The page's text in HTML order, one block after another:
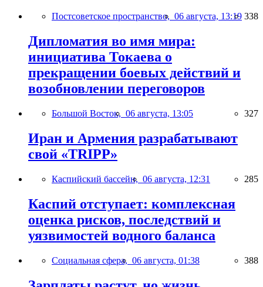
Постсоветское пространство, 06 августа, 13:19 338
Дипломатия во имя мира:
инициатива Токаева о
прекращении боевых действий и
возобновлении переговоров
Большой Восток, 06 августа, 13:05 327
Иран и Армения разрабатывают
свой «TRIPP»
Каспийский бассейн, 06 августа, 12:31 285
Каспий отступает: комплексная
оценка рисков, последствий и
уязвимостей водного баланса
Социальная сфера, 06 августа, 01:38 388